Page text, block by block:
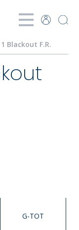
Blackout F.R.
G-TOT